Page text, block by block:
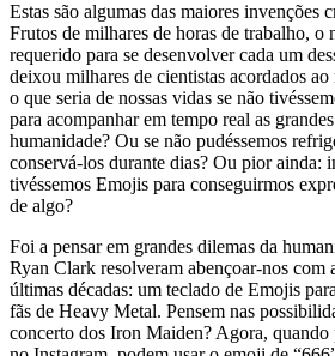
Estas são algumas das maiores invenções
Frutos de milhares de horas de trabalho, o
requerido para se desenvolver cada um
deixou milhares de cientistas acordados
o que seria de nossas vidas se não
para acompanhar em tempo real as
humanidade? Ou se não pudéssemos
conservá-los durante dias? Ou pior ainda:
tivéssemos Emojis para conseguirmos
de algo?
Foi a pensar em grandes dilemas da
Ryan Clark resolveram abençoar-nos com
últimas décadas: um teclado de Emojis
fãs de Heavy Metal. Pensem nas
concerto dos Iron Maiden? Agora, quando